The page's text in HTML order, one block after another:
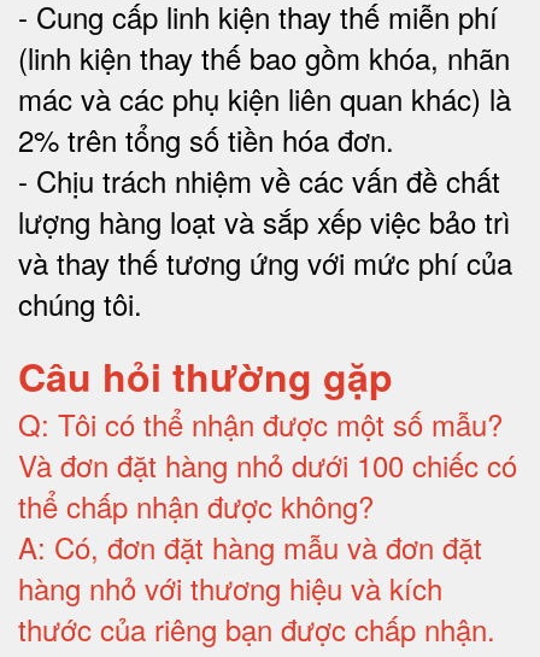
- Cung cấp linh kiện thay thế miễn phí
(linh kiện thay thế bao gồm khóa, nhãn
mác và các phụ kiện liên quan khác) là
2% trên tổng số tiền hóa đơn.
- Chịu trách nhiệm về các vấn đề chất
lượng hàng loạt và sắp xếp việc bảo trì
và thay thế tương ứng với mức phí của
chúng tôi.
Câu hỏi thường gặp
Q: Tôi có thể nhận được một số mẫu?
Và đơn đặt hàng nhỏ dưới 100 chiếc có
thể chấp nhận được không?
A: Có, đơn đặt hàng mẫu và đơn đặt
hàng nhỏ với thương hiệu và kích
thước của riêng bạn được chấp nhận.